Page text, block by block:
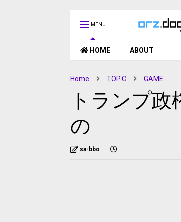
MENU
HOME ABOUT
Home TOPIC GAME
トランプ
の
sa-bbo